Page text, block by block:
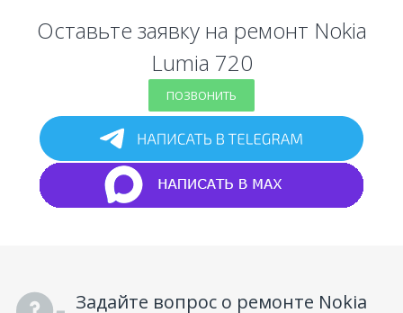
Оставьте заявку на ремонт Nokia
Lumia 720
ПОЗВОНИТЬ
Задайте вопрос о ремонте Nokia